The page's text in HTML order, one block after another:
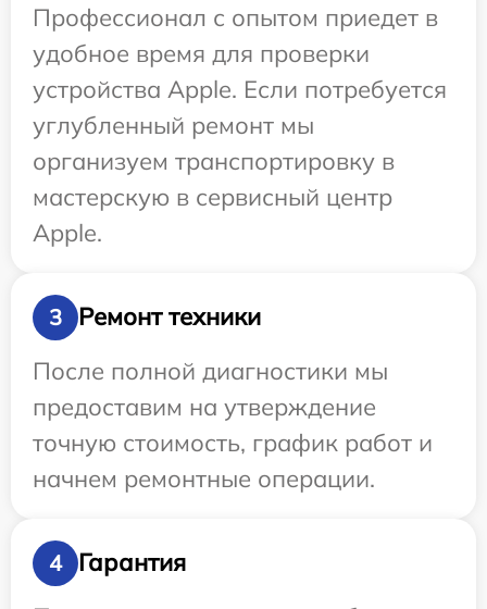
Профессионал с опытом приедет в
удобное время для проверки
устройства Apple. Если потребуется
углубленный ремонт мы
организуем транспортировку в
мастерскую в сервисный центр
Apple.
3
Ремонт техники
После полной диагностики мы
предоставим на утверждение
точную стоимость, график работ и
начнем ремонтные операции.
4
Гарантия